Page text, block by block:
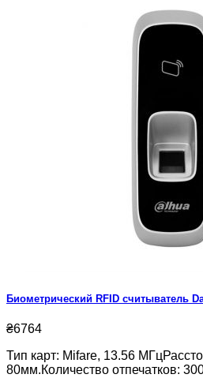
Биометрический RFID считыватель
₴6764
Тип карт: Mifare, 13.56
80мм.Количество отпечатков: